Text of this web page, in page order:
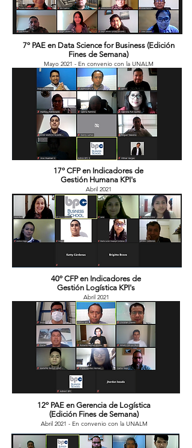
7º PAE en Data Science for Business (Edición
Fines de Semana)
Mayo 2021 - En convenio con la UNALM
17º CFP en Indicadores de
Gestión Humana KPI's
Abril 2021
40º CFP en Indicadores de
Gestión Logística KPI's
Abril 2021
12º PAE en Gerencia de Logística
(Edición Fines de Semana)
Abril 2021 - En convenio con la UNALM